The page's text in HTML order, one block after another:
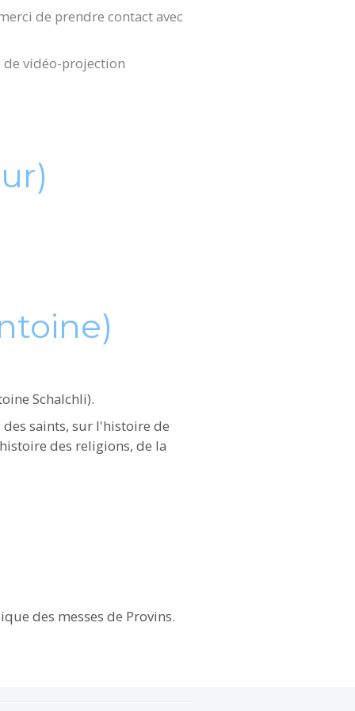
de prendre contact avec
vidéo-projection
Schalchli).
des saints, sur l'histoire de
des religions, de la
des messes de Provins.